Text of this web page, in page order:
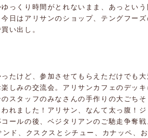
っくり時間がとれないまま、あっとい
日はアリサンのショップ、テングフー
い出し。
たけど、参加させてもらえただけでも
しみの交流会。アリサンカフェのデッ
スタッフのみなさんの手作りの大ごち
れました！アリサン、なんて太っ腹！
ールの後、ベジタリアンのご馳走争奪
ンド、クスクスとシチュー、カナッペ、